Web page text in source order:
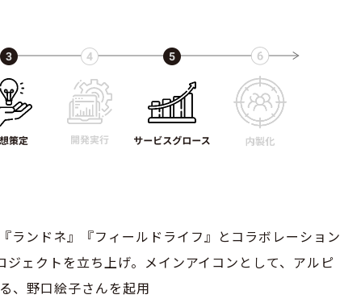
ランドネ』『フィールドライフ』とコラボレーション
ジェクトを立ち上げ。メインアイコンとして、アルピ
、野口絵子さんを起用